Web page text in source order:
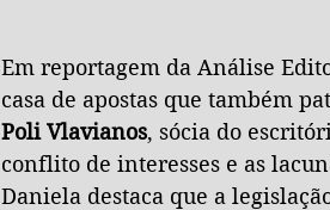
Em reportagem da Análise
casa de apostas que também
Poli Vlavianos, sócia do
conflito de interesses e as
Daniela destaca que a